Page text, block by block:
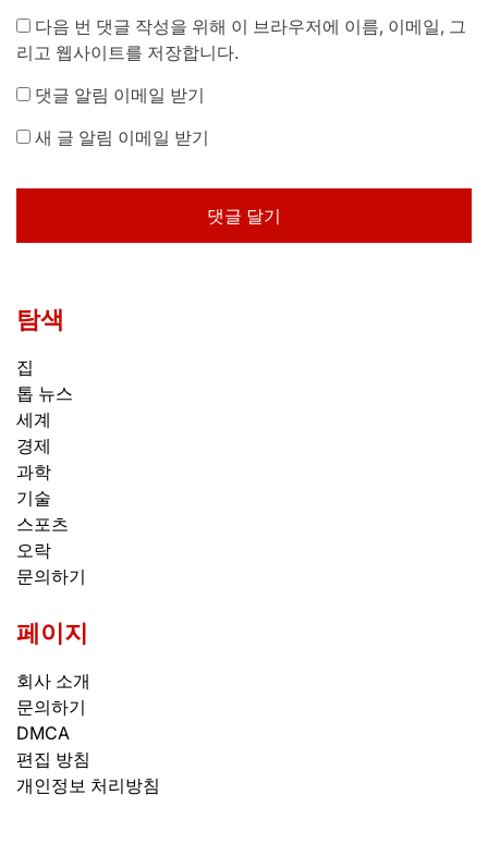
다음 번 댓글 작성을 위해 이 브라우저에 이름, 이메일, 그
리고 웹사이트를 저장합니다.
댓글 알림 이메일 받기
새 글 알림 이메일 받기
탐색
집
톱 뉴스
세계
경제
과학
기술
스포츠
오락
문의하기
페이지
회사 소개
문의하기
DMCA
편집 방침
개인정보 처리방침